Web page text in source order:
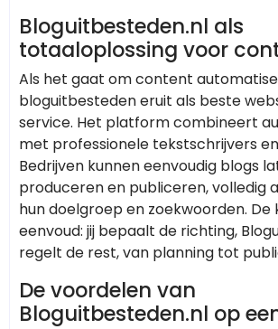
Bloguitbesteden.nl als
totaaloplossing voor
Als het gaat om content
bloguitbesteden eruit als beste
service. Het platform combineert
met professionele tekstschrijvers en
Bedrijven kunnen eenvoudig blogs
produceren en publiceren, volledig
hun doelgroep en zoekwoorden. De
eenvoud: jij bepaalt de richting,
regelt de rest, van planning tot
De voordelen van
Bloguitbesteden.nl op